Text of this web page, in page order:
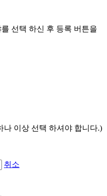
선택 하신 후 등록 버튼을
나 이상 선택 하셔야 합니다.)
취소